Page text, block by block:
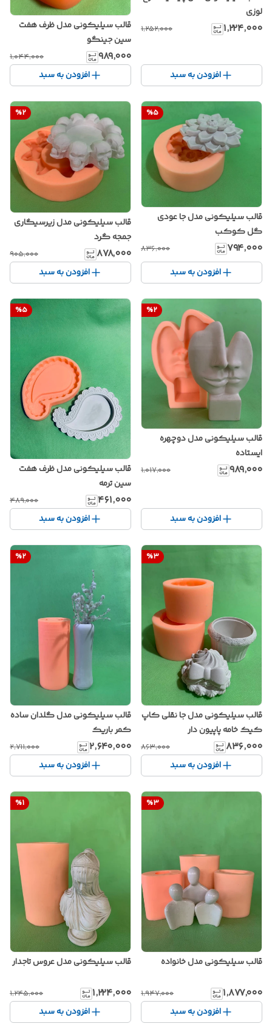
لوزی
۱٬۲۲۴٬۰۰۰ ۱٬۲۵۲٬۰۰۰
افزودن به سبد
قالب سیلیکونی مدل ظرف هفت
سین جینگو
۹۸۹٬۰۰۰ ۱٬۰۴۴٬۰۰۰
افزودن به سبد
%5
قالب سیلیکونی مدل جا عودی
گل کوکب
۷۹۴٬۰۰۰ ۸۳۶٬۰۰۰
افزودن به سبد
%2
قالب سیلیکونی مدل زیرسیگاری
جمجه گرد
۸۷۸٬۰۰۰ ۹۰۵٬۰۰۰
افزودن به سبد
%2
قالب سیلیکونی مدل دوچهره
ایستاده
۹۸۹٬۰۰۰ ۱٬۰۱۷٬۰۰۰
افزودن به سبد
%5
قالب سیلیکونی مدل ظرف هفت
سین ترمه
۴۶۱٬۰۰۰ ۴۸۹٬۰۰۰
افزودن به سبد
%3
قالب سیلیکونی مدل جا نقلی کاپ
کیک خامه پاپیون دار
۸۳۶٬۰۰۰ ۸۶۳٬۰۰۰
افزودن به سبد
%2
قالب سیلیکونی مدل گلدان ساده
کمر باریک
۲٬۶۴۰٬۰۰۰ ۲٬۷۱۱٬۰۰۰
افزودن به سبد
%3
قالب سیلیکونی مدل خانواده
۱٬۸۷۷٬۰۰۰ ۱٬۹۴۷٬۰۰۰
افزودن به سبد
%1
قالب سیلیکونی مدل عروس تاجدار
۱٬۲۲۴٬۰۰۰ ۱٬۲۴۵٬۰۰۰
افزودن به سبد